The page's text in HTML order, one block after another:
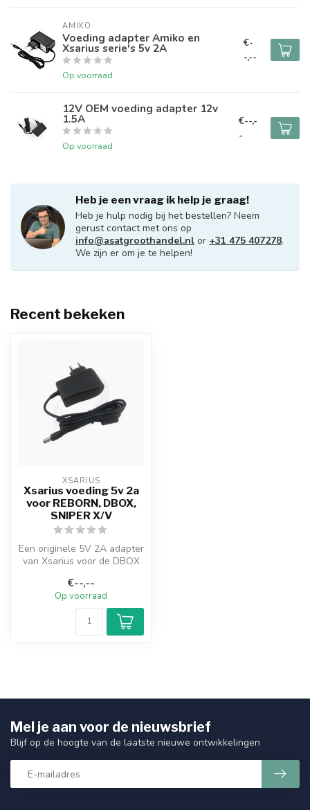
AMIKO
Voeding adapter Amiko en
Xsarius serie's 5v 2A
Op voorraad
€-
-,--
12V OEM voeding adapter 12v
1.5A
Op voorraad
€--,-
-
Heb je een vraag ik help je graag!
Heb je hulp nodig bij het bestellen? Neem
gerust contact met ons op
info@asatgroothandel.nl or +31 475 407278.
We zijn er om je te helpen!
Recent bekeken
XSARIUS
Xsarius voeding 5v 2a
voor REBORN, DBOX,
SNIPER X/V
Een originele 5V 2A adapter
van Xsarius voor de DBOX
€--,--
Op voorraad
Mel je aan voor de nieuwsbrief
Blijf op de hoogte van de laatste nieuwe ontwikkelingen